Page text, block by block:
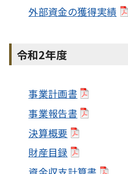
外部資金の獲得実績
令和2年度
事業計画書
事業報告書
決算概要
財産目録